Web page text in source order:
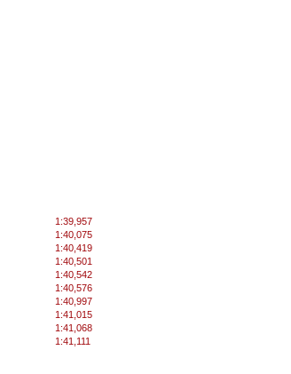
1:39,957
1:40,075
1:40,419
1:40,501
1:40,542
1:40,576
1:40,997
1:41,015
1:41,068
1:41,111